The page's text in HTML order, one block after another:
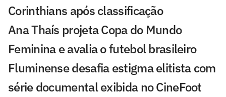
Corinthians após classificação
Ana Thaís projeta Copa do Mundo
Feminina e avalia o futebol brasileiro
Fluminense desafia estigma elitista com
série documental exibida no CineFoot